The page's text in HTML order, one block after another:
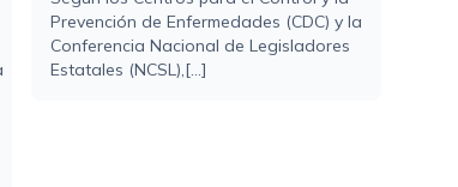
Prevención de Enfermedades (CDC) y la
Conferencia Nacional de Legisladores
Estatales (NCSL),[...]